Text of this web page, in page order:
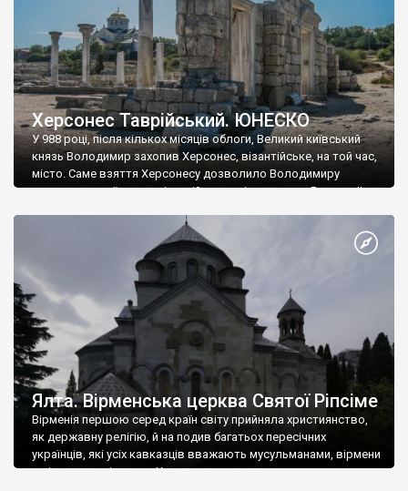
Херсонес Таврійський. ЮНЕСКО
У 988 році, після кількох місяців облоги, Великий київський
князь Володимир захопив Херсонес, візантійське, на той час,
місто. Саме взяття Херсонесу дозволило Володимиру
диктувати свої умови візантійському імператору Василю ІІ, та
Херсонесі Володимир-язичник, став Василем-християнином.
А потім було Хрещення Русі. На честь Херсонесу Таврійського
Ялта. Вірменська церква Святої Ріпсіме
Вірменія першою серед країн світу прийняла християнство,
як державну релігію, й на подив багатьох пересічних
українців, які усіх кавказців вважають мусульманами, вірмени
є відданими вірянами Христа